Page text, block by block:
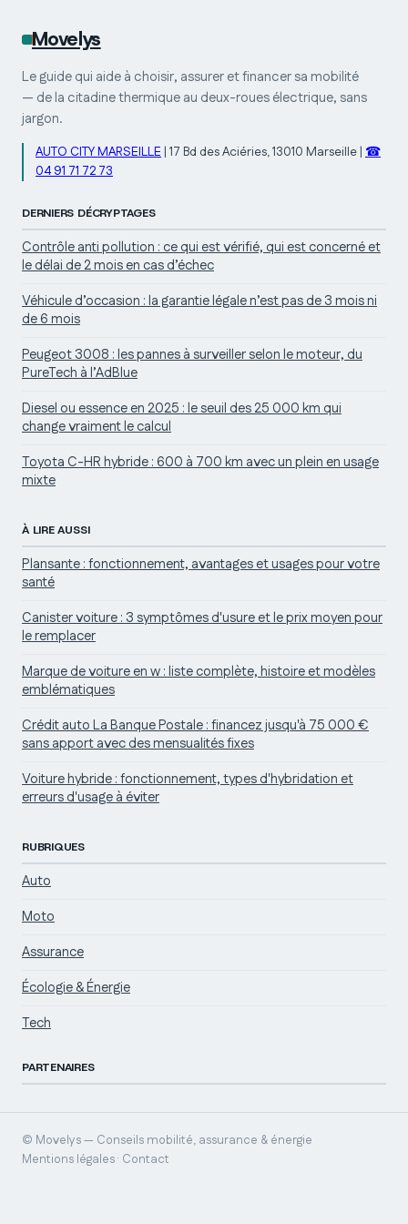
Movelys
Le guide qui aide à choisir, assurer et financer sa mobilité
— de la citadine thermique au deux-roues électrique, sans
jargon.
AUTO CITY MARSEILLE | 17 Bd des Aciéries, 13010 Marseille | ☎
04 91 71 72 73
DERNIERS DÉCRYPTAGES
Contrôle anti pollution : ce qui est vérifié, qui est concerné et
le délai de 2 mois en cas d’échec
Véhicule d’occasion : la garantie légale n’est pas de 3 mois ni
de 6 mois
Peugeot 3008 : les pannes à surveiller selon le moteur, du
PureTech à l’AdBlue
Diesel ou essence en 2025 : le seuil des 25 000 km qui
change vraiment le calcul
Toyota C-HR hybride : 600 à 700 km avec un plein en usage
mixte
À LIRE AUSSI
Plansante : fonctionnement, avantages et usages pour votre
santé
Canister voiture : 3 symptômes d'usure et le prix moyen pour
le remplacer
Marque de voiture en w : liste complète, histoire et modèles
emblématiques
Crédit auto La Banque Postale : financez jusqu'à 75 000 €
sans apport avec des mensualités fixes
Voiture hybride : fonctionnement, types d'hybridation et
erreurs d'usage à éviter
RUBRIQUES
Auto
Moto
Assurance
Écologie & Énergie
Tech
PARTENAIRES
© Movelys — Conseils mobilité, assurance & énergie
Mentions légales · Contact